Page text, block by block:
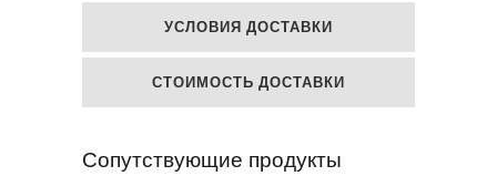
УСЛОВИЯ ДОСТАВКИ
СТОИМОСТЬ ДОСТАВКИ
Сопутствующие продукты